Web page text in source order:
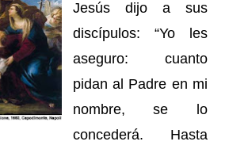
Jesús dijo a sus
discípulos: “Yo les
aseguro: cuanto
pidan al Padre en mi
nombre, se lo
concederá. Hasta